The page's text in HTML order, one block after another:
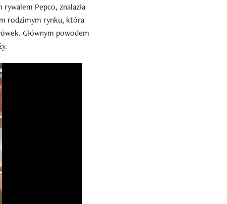
Pepco, znalazła
rodzimym rynku, która
Głównym powodem